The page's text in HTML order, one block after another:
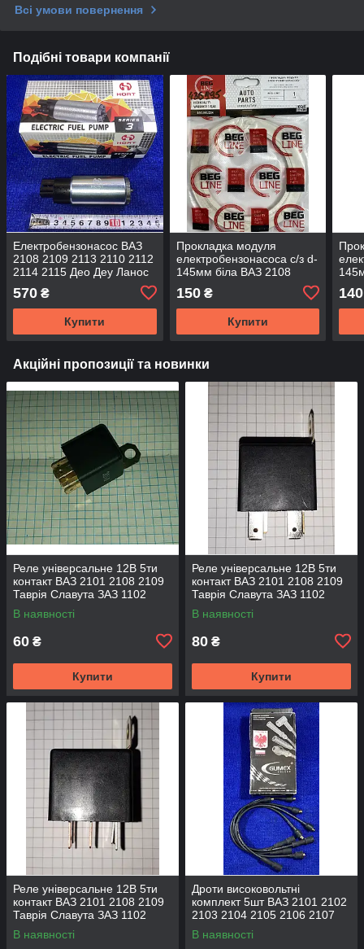
Всі умови повернення
Подібні товари компанії
Електробензонасос ВАЗ
2108 2109 2113 2110 2112
2114 2115 Део Деу Ланос
Сенс Джилі МК Форд F182
Hort
570 ₴
Купити
Прокладка модуля
електробензонасоса с/з d-
145мм біла ВАЗ 2108
2109 2113 2110 2112 2114
2115 Beg-Line
150₴
Купити
140
Акційні пропозиції та новинки
Реле універсальне 12В 5ти
контакт ВАЗ 2101 2108 2109
Таврія Славута ЗАЗ 1102
1103 1105 Део Daewoo
Москвич ГАЗ 30А 75.3777
В наявності
60 ₴
Купити
Реле універсальне 12В 5ти
контакт ВАЗ 2101 2108 2109
Таврія Славута ЗАЗ 1102
1103 1105 Део Daewoo
Москвич ГАЗ 738.3747-20 ДК
В наявності
80 ₴
Купити
Реле універсальне 12В 5ти
контакт ВАЗ 2101 2108 2109
Таврія Славута ЗАЗ 1102
1103 1105 Део Daewoo
Москвич ГАЗ 738.3747 ДК
В наявності
Дроти високовольтні
комплект 5шт ВАЗ 2101 2102
2103 2104 2105 2106 2107
Gumex
В наявності